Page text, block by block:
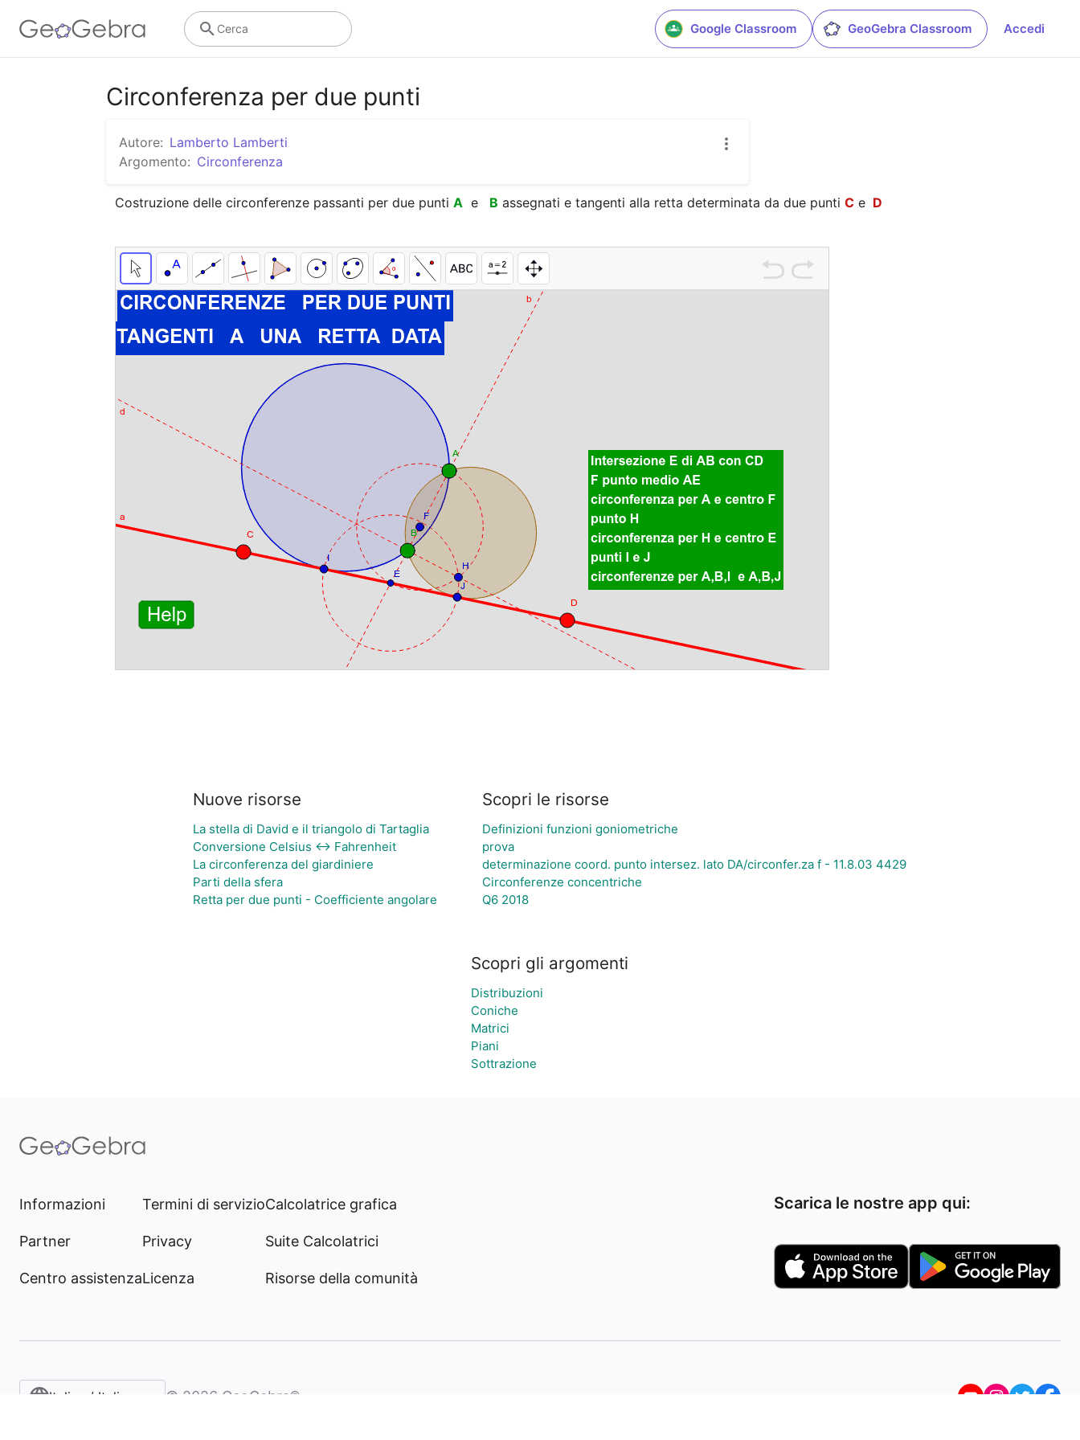
Google Classroom GeoGebra Classroom Accedi
Cerca
Circonferenza per due punti
Autore: Lamberto Lamberti
Argomento: Circonferenza
Costruzione delle circonferenze passanti per due punti A
  e
B assegnati e tangenti alla retta determinata da due punti C e D
Nuove risorse
La stella di David e il triangolo di Tartaglia
Conversione Celsius ↔ Fahrenheit
La circonferenza del giardiniere
Parti della sfera
Retta per due punti - Coefficiente angolare
Scopri le risorse
Definizioni funzioni goniometriche
prova
determinazione coord. punto intersez. lato DA/circonfer.za f - 11.8.03 4429
Circonferenze concentriche
Q6 2018
Scopri gli argomenti
Distribuzioni
Coniche
Matrici
Piani
Sottrazione
Informazioni
Partner
Centro assistenza
Termini di servizio
Privacy
Licenza
Calcolatrice grafica
Suite Calcolatrici
Risorse della comunità
Scarica le nostre app qui:
Italian / Italiano‎ © 2026 GeoGebra®